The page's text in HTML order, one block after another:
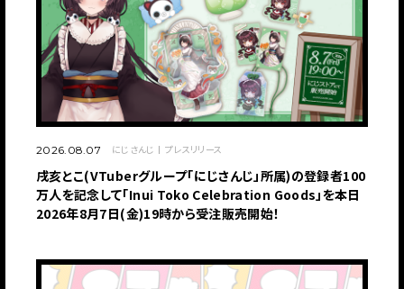
2026.08.07 にじさんじ プレスリリース
戌亥とこ(VTuberグループ「にじさんじ」所属)の登録者100
万人を記念して「Inui Toko Celebration Goods」を本日
2026年8月7日(金)19時から受注販売開始！